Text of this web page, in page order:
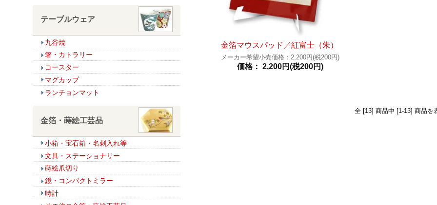
金箔マウスパッド／紅富士（朱）
メーカー希望小売価格：2,200円(税200円)
価格： 2,200円(税200円)
全 [13] 商品中 [1-13] 商品を
テーブルウェア
九谷焼
箸・カトラリー
コースター
マグカップ
ランチョンマット
金箔・蒔絵工芸品
小箱・宝石箱・名刺入れ等
文具・ステーショナリー
蒔絵爪切り
鏡・コンパクトミラー
時計